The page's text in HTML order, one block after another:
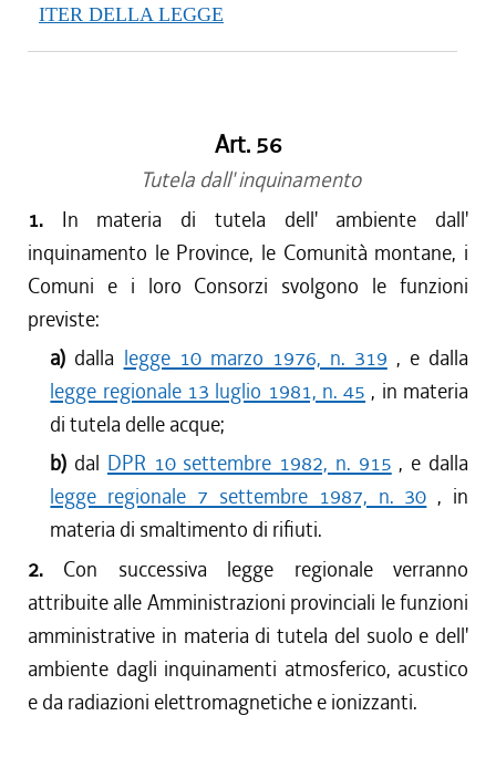
ITER DELLA LEGGE
Art. 56
Tutela dall' inquinamento
1. In materia di tutela dell' ambiente dall'
inquinamento le Province, le Comunità montane, i
Comuni e i loro Consorzi svolgono le funzioni
previste:
a) dalla legge 10 marzo 1976, n. 319 , e dalla
legge regionale 13 luglio 1981, n. 45 , in materia
di tutela delle acque;
b) dal DPR 10 settembre 1982, n. 915 , e dalla
legge regionale 7 settembre 1987, n. 30 , in
materia di smaltimento di rifiuti.
2. Con successiva legge regionale verranno
attribuite alle Amministrazioni provinciali le funzioni
amministrative in materia di tutela del suolo e dell'
ambiente dagli inquinamenti atmosferico, acustico
e da radiazioni elettromagnetiche e ionizzanti.